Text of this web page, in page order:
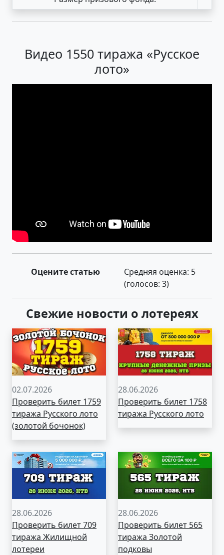
Видео 1550 тиража «Русское
лото»
Оцените статью Средняя оценка: 5
(голосов: 3)
Свежие новости о лотереях
02.07.2026
Проверить билет 1759
тиража Русского лото
(золотой бочонок)
28.06.2026
Проверить билет 1758
тиража Русского лото
28.06.2026
Проверить билет 709
тиража Жилищной
лотереи
28.06.2026
Проверить билет 565
тиража Золотой
подковы